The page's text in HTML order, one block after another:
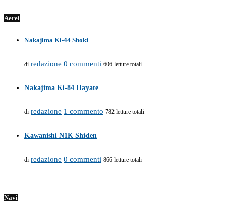
Aerei
Nakajima Ki-44 Shoki
di redazione 0 commenti 606 letture totali
Nakajima Ki-84 Hayate
di redazione 1 commento 782 letture totali
Kawanishi N1K Shiden
di redazione 0 commenti 866 letture totali
Navi